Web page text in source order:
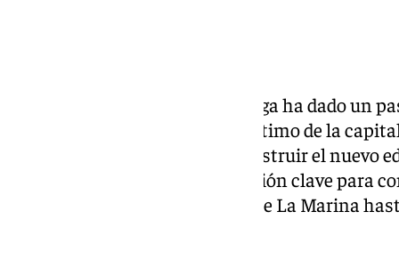
La Autoridad Portuaria de Málaga ha dado un
transformación del frente marítimo de la
publicado la licitación para construir el nuevo
(AEAT) en el Puerto, una actuación clave para
el tejido urbano desde la Plaza de La Marina